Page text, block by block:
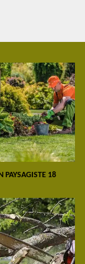
PAYSAGISTE 18